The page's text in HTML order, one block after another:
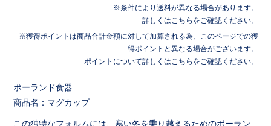
条件により送料が異なる場合があります。
詳しくはこちら をご確認ください。
獲得ポイントは商品合計金額に対して加算される為、このページでの獲
得ポイントと異なる場合がございます。
ポイントについて詳しくはこちら をご確認ください。
ポーランド食器
商品名：マグカップ
この独特なフォルムには、寒い冬を乗り越えるためのポーラン